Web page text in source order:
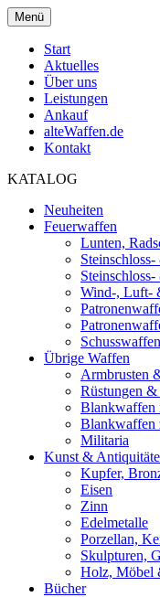
Menü
Start
Aktuelles
Über uns
Leistungen
Ankauf
alteWaffen.de
Kontakt
KATALOG
Neuheiten
Feuerwaffen
Lunten,
Wind-, Luft-
Übrige Waffen
Armbrusten
Rüstungen
Blankwaffen
Blankwaffen
Militaria
Kunst &
Kupfer,
Eisen
Zinn
Edelmetalle
Porzellan,
Skulpturen,
Holz, Möbel
Bücher